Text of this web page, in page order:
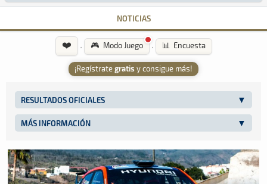
NOTICIAS
❤️ · 🎮 Modo Juego · 📊 Encuesta
¡Regístrategratis y consigue más!
RESULTADOS OFICIALES
MÁS INFORMACIÓN